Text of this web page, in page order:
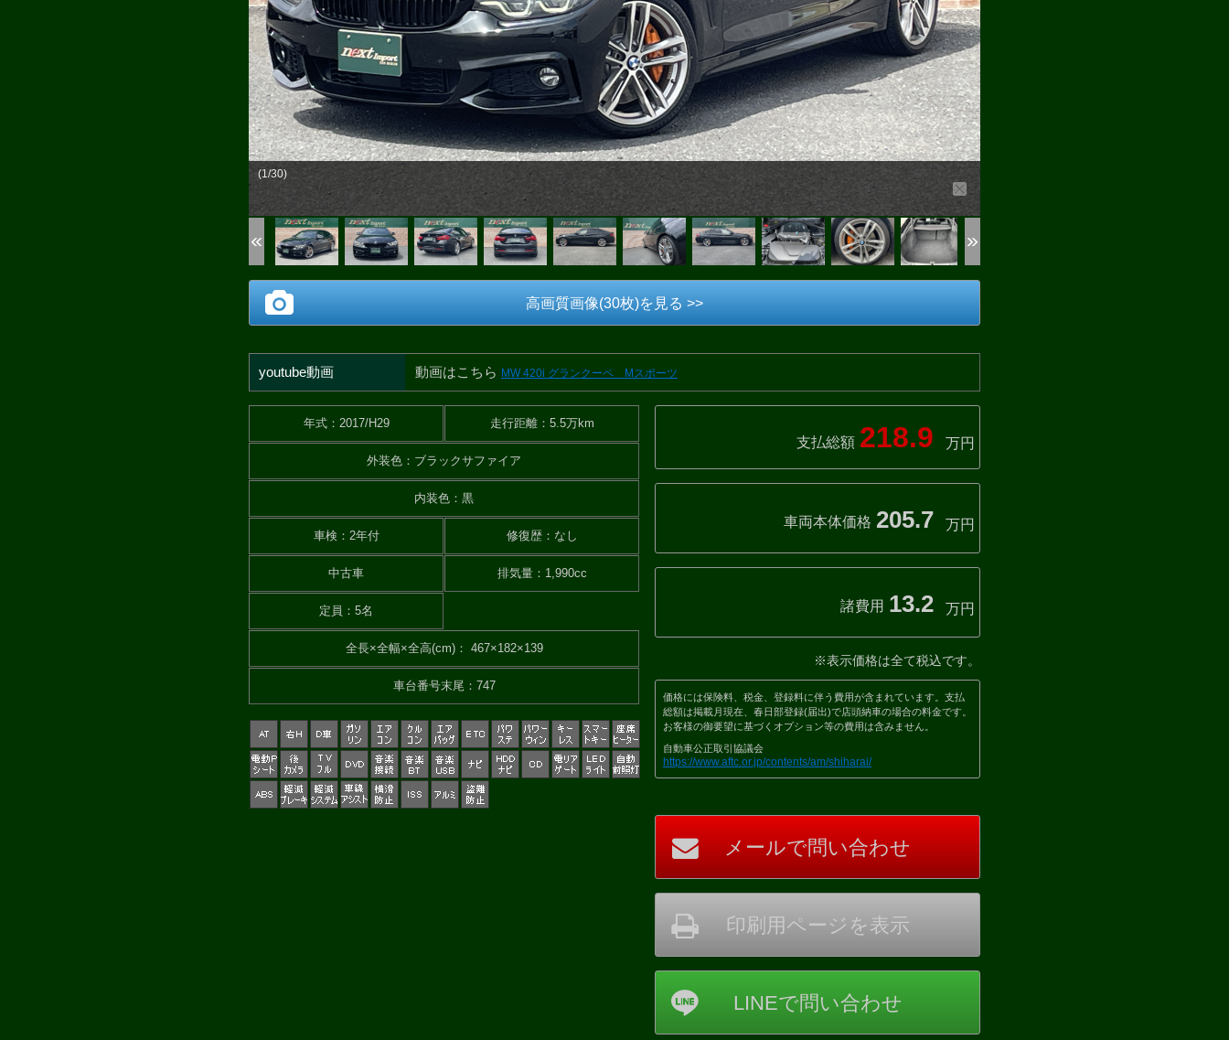
(1/30)
高画質画像(30枚)を見る >>
youtube動画 動画はこちら MW 420i グランクーペ Mスポーツ
年式： 2017/H29 走行距離： 5.5万km
外装色 ： ブラックサファイア
内装色 ： 黒
車検 ： 2年付 修復歴： なし
中古車 排気量： 1,990cc
定員 ： 5名
全長×全幅×全高(cm)： 467×182×139
車台番号末尾： 747
支払総額 218.9 万円
車両本体価格 205.7 万円
諸費用 13.2 万円
※表示価格は全て税込です。
価格には保険料、税金、登録料に伴う費用が含まれています。支払
総額は掲載月現在、春日部登録(届出)で店頭納車の場合の料金です。
お客様の御要望に基づくオプション等の費用は含みません。
自動車公正取引協議会
https://www.aftc.or.jp/contents/am/shiharai/